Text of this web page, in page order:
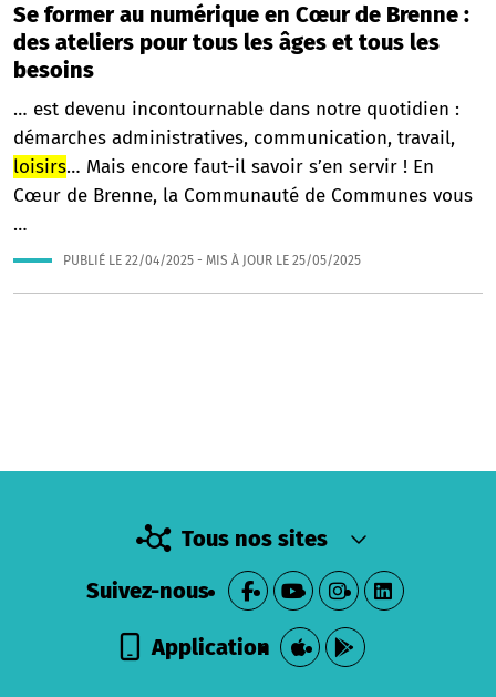
Se former au numérique en Cœur de Brenne :
des ateliers pour tous les âges et tous les
besoins
… est devenu incontournable dans notre quotidien :
démarches administratives, communication, travail,
loisirs… Mais encore faut-il savoir s’en servir ! En
Cœur de Brenne, la Communauté de Communes vous
…
PUBLIÉ LE 22/04/2025 - MIS À JOUR LE 25/05/2025
Tous nos sites
Suivez-nous
Application